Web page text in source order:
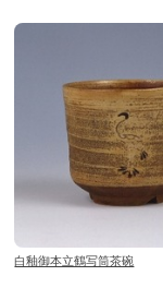
白釉御本立鶴写筒茶碗